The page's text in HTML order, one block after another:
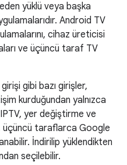
yüklü veya başka
Android TV
cihaz üreticisi
ve üçüncü taraf TV
gibi bazı girişler,
kurduğundan yalnızca
yer değiştirme ve
üçüncü taraflarca Google
İndirilip yüklendikten
seçilebilir.